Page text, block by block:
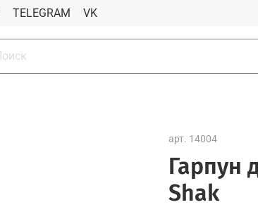
TELEGRAM VK
арт. 14004
Гарпун
Shak